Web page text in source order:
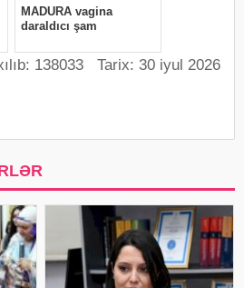
138033 Tarix: 30 iyul 2026